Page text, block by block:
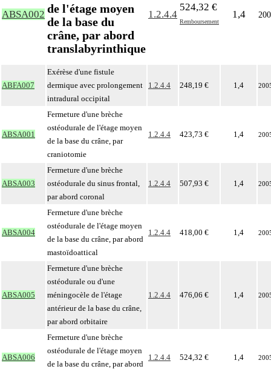
ABSA002 de l'étage moyen
de la base du
crâne, par abord
translabyrinthique
1.2.4.4
524,32 €
Remboursement
1,4
ABFA007
Exérèse d'une fistule
dermique avec prolongement
intradural occipital
1.2.4.4 248,19 € 1,4
ABSA001
Fermeture d'une brèche
ostéodurale de l'étage moyen
de la base du crâne, par
craniotomie
1.2.4.4 423,73 € 1,4
ABSA003
Fermeture d'une brèche
ostéodurale du sinus frontal,
par abord coronal
1.2.4.4 507,93 € 1,4
ABSA004
Fermeture d'une brèche
ostéodurale de l'étage moyen
de la base du crâne, par abord
mastoïdoattical
1.2.4.4 418,00 € 1,4
ABSA005
Fermeture d'une brèche
ostéodurale ou d'une
méningocèle de l'étage
antérieur de la base du crâne,
par abord orbitaire
1.2.4.4 476,06 € 1,4
ABSA006
Fermeture d'une brèche
ostéodurale de l'étage moyen
de la base du crâne, par abord
1.2.4.4 524,32 € 1,4